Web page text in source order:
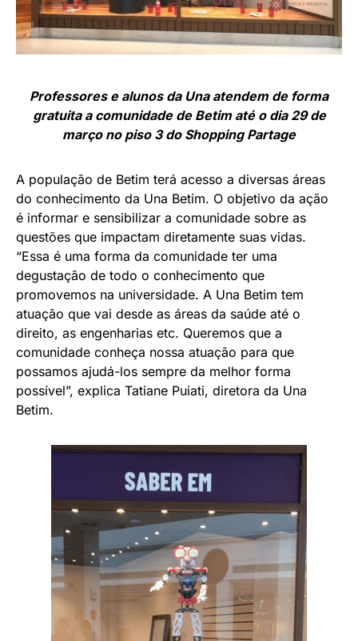
Professores e alunos da Una atendem de forma
gratuita a comunidade de Betim até o dia 29 de
março no piso 3 do Shopping Partage
A população de Betim terá acesso a diversas áreas
do conhecimento da Una Betim. O objetivo da ação
é informar e sensibilizar a comunidade sobre as
questões que impactam diretamente suas vidas.
“Essa é uma forma da comunidade ter uma
degustação de todo o conhecimento que
promovemos na universidade. A Una Betim tem
atuação que vai desde as áreas da saúde até o
direito, as engenharias etc. Queremos que a
comunidade conheça nossa atuação para que
possamos ajudá-los sempre da melhor forma
possível”, explica Tatiane Puiati, diretora da Una
Betim.